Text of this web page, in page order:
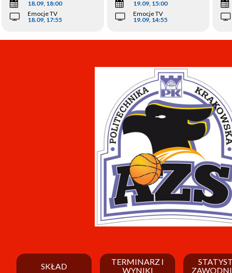
18.09, 18:00
Emocje TV
18.09, 17:55
19.09, 15:00
Emocje TV
19.09, 14:55
SKŁAD
TERMINARZ I
WYNIKI